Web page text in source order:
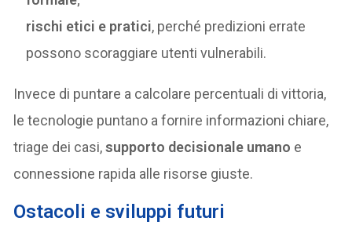
rischi etici e pratici, perché predizioni errate
possono scoraggiare utenti vulnerabili.
Invece di puntare a calcolare percentuali di vittoria,
le tecnologie puntano a fornire informazioni chiare,
triage dei casi,supporto decisionale umano e
connessione rapida alle risorse giuste.
Ostacoli e sviluppi futuri